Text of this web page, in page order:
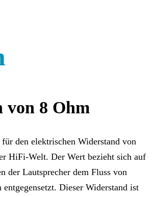
von 8 Ohm
den elektrischen Widerstand von
HiFi-Welt. Der Wert bezieht sich auf
der Lautsprecher dem Fluss von
Dieser Widerstand ist